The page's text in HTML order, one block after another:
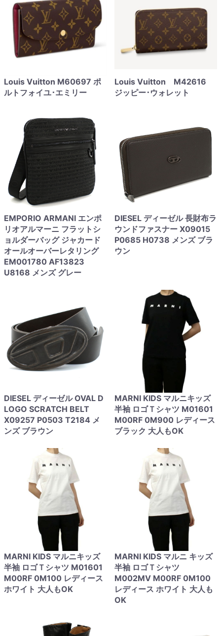
Louis Vuitton M60697 ポ
ルトフォイユ･エミリー
Louis Vuitton M42616
ジッピー･ウォレット
EMPORIO ARMANI エンポ
リオアルマーニ フラットシ
ョルダーバッグ ジャカード
オールオーバーレタリング
EM001780 AF13823
U8168 メンズ グレー
DIESEL ディーゼル 長財布ラ
ウンドファスナー X09015
P0685 H0738 メンズ ブラ
ウン
DIESEL ディーゼル OVAL D
LOGO SCRATCH BELT
X09257 P0503 T2184 メ
ンズ ブラウン
MARNI KIDS マルニキッズ
半袖 ロゴＴシャツ M01601
M00RF 0M900 レディース
ブラック 大人もOK
MARNI KIDS マルニキッズ
半袖 ロゴＴシャツ M01601
M00RF 0M100 レディース
ホワイト 大人もOK
MARNI KIDS マルニ キッズ
半袖 ロゴＴシャツ
M002MV M00RF 0M100
レディース ホワイト 大人も
OK